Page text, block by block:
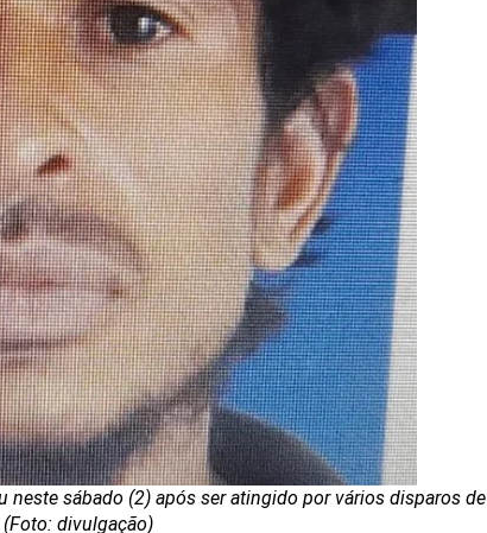
neste sábado (2) após ser atingido por vários disparos de
divulgação)